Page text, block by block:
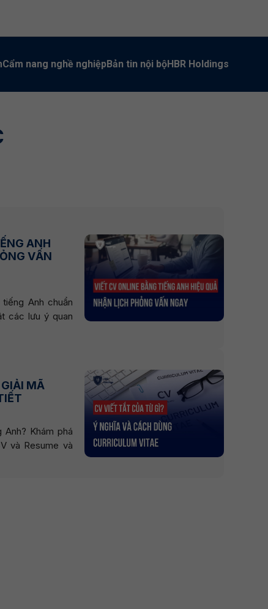
Cẩm nang nghề nghiệpBản tin nội bộHBR Holdings
ANH
VẤN
Anh chuẩn
các lưu ý quan
MÃ
Khám phá
và Resume và